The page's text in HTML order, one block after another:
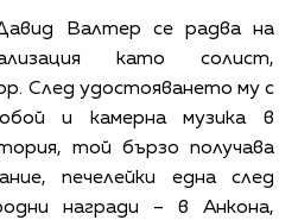
Валтер се радва на
като солист,
След удостояването му с
и камерна музика в
той бързо получава
печелейки една след
награди – в Анкона,